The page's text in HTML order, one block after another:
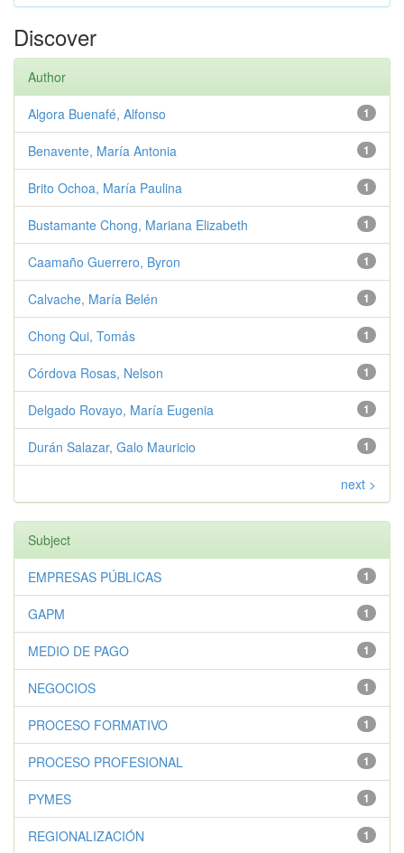
Discover
Author
1
Algora Buenafé, Alfonso
1
Benavente, María Antonia
1
Brito Ochoa, María Paulina
1
Bustamante Chong, Mariana Elizabeth
1
Caamaño Guerrero, Byron
1
Calvache, María Belén
1
Chong Qui, Tomás
1
Córdova Rosas, Nelson
1
Delgado Rovayo, María Eugenia
1
Durán Salazar, Galo Mauricio
next >
Subject
1
EMPRESAS PÚBLICAS
1
GAPM
1
MEDIO DE PAGO
1
NEGOCIOS
1
PROCESO FORMATIVO
1
PROCESO PROFESIONAL
1
PYMES
1
REGIONALIZACIÓN